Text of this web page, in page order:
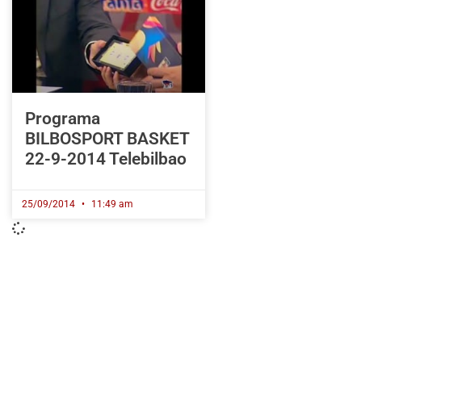
Programa
BILBOSPORT BASKET
22-9-2014 Telebilbao
25/09/2014 11:49 am